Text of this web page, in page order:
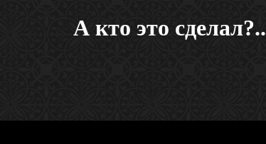
А кто это сделал?..